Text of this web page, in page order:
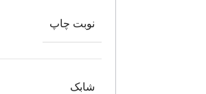
نوبت چاپ
شابک